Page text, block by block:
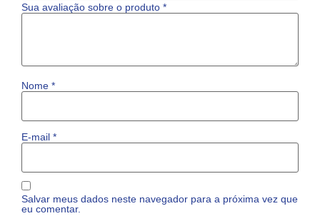
Sua avaliação sobre o produto *
Nome *
E-mail *
Salvar meus dados neste navegador para a próxima vez que
eu comentar.